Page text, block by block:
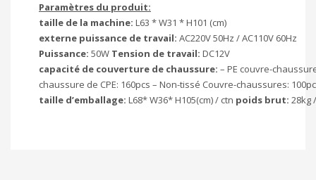
Paramètres du produit:
taille de la machine: L63 * W31 * H101 (cm)
externe puissance de travail: AC220V 50Hz / AC110V 60Hz
Puissance: 50W Tension de travail: DC12V
capacité de couverture de chaussure: – PE couvre-
chaussure de CPE: 160pcs – Non-tissé Couvre-chaussures:
taille d’emballage: L68* W36* H105(cm) / ctn poids brut: 28kg